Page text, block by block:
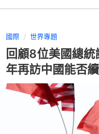
國際 世界專題
回顧8位美國總
年再訪中國能否